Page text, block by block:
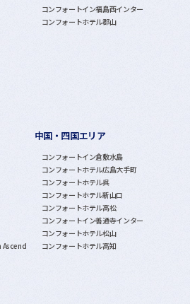
コンフォートイン福島西インター
コンフォートホテル郡山
Ascend
中国・四国エリア
コンフォートイン倉敷水島
コンフォートホテル広島大手町
コンフォートホテル呉
コンフォートホテル新山口
コンフォートホテル高松
コンフォートイン善通寺インター
コンフォートホテル松山
コンフォートホテル高知